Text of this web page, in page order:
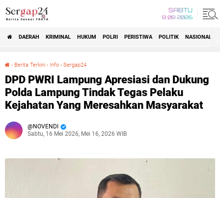
SABTU
8 08 2026
DAERAH KRIMINAL HUKUM POLRI PERISTIWA POLITIK NASIONAL
› Berita Terkini › Info › Sergap24
DPD PWRI Lampung Apresiasi dan Dukung
Polda Lampung Tindak Tegas Pelaku
Kejahatan Yang Meresahkan Masyarakat
NOVENDI
Sabtu, 16 Mei 2026, Mei 16, 2026 WIB